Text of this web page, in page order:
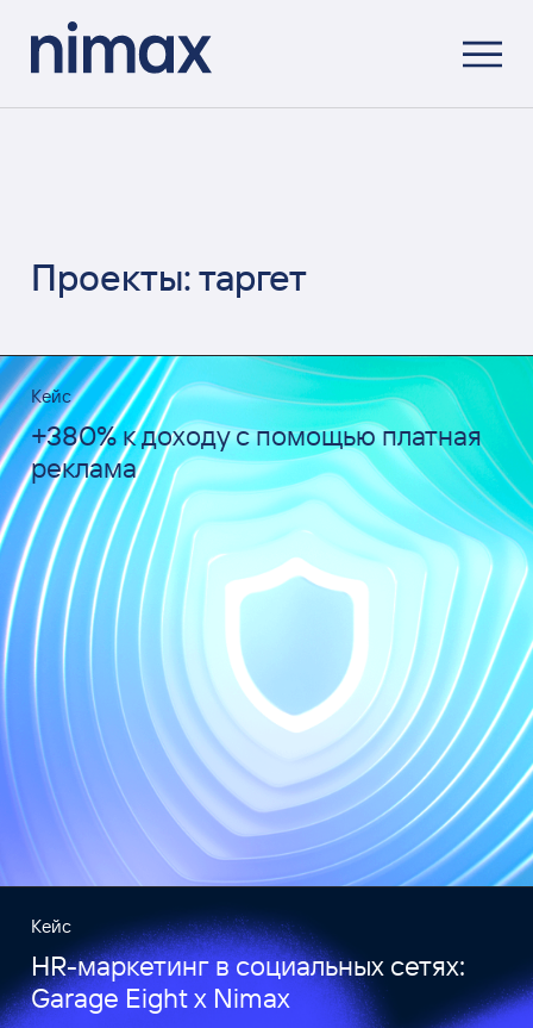
Проекты: таргет
Кейс
+380% к доходу с помощью платная
реклама
Кейс
HR-маркетинг в социальных сетях:
Garage Eight x Nimax